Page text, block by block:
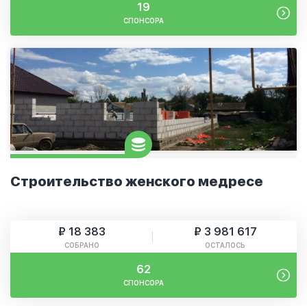
19
СПОНСОРА
Строительство женского медресе
₽ 18 383
СОБРАНО
₽ 3 981 617
ОСТАЛОСЬ
62
СПОНСОРА